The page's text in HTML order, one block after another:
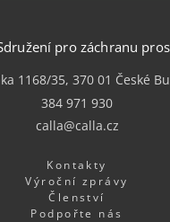
pro záchranu
1168/35, 370 01 České
384 971 930
calla@calla.cz
Kontakty
Výroční zprávy
Členství
Podpořte nás